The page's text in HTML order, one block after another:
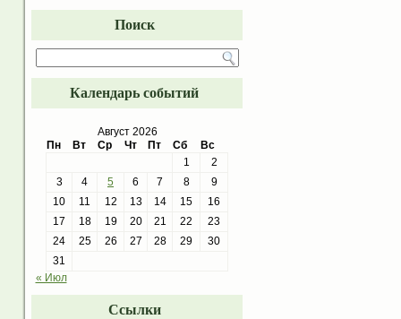
Поиск
Календарь событий
Август 2026
Пн
Вт Ср Чт Пт Сб
Вс
1
2
3
4 5 6 7 8
9
10
11 12 13 14 15
16
17
18 19 20 21 22
23
24
25 26 27 28 29
30
31
« Июл
Ссылки